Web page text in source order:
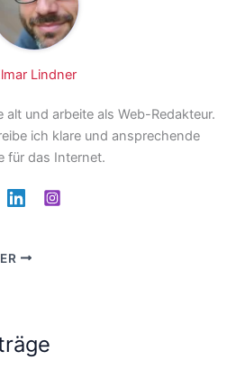
Lindner
und arbeite als Web-Redakteur.
ich klare und ansprechende
für das Internet.